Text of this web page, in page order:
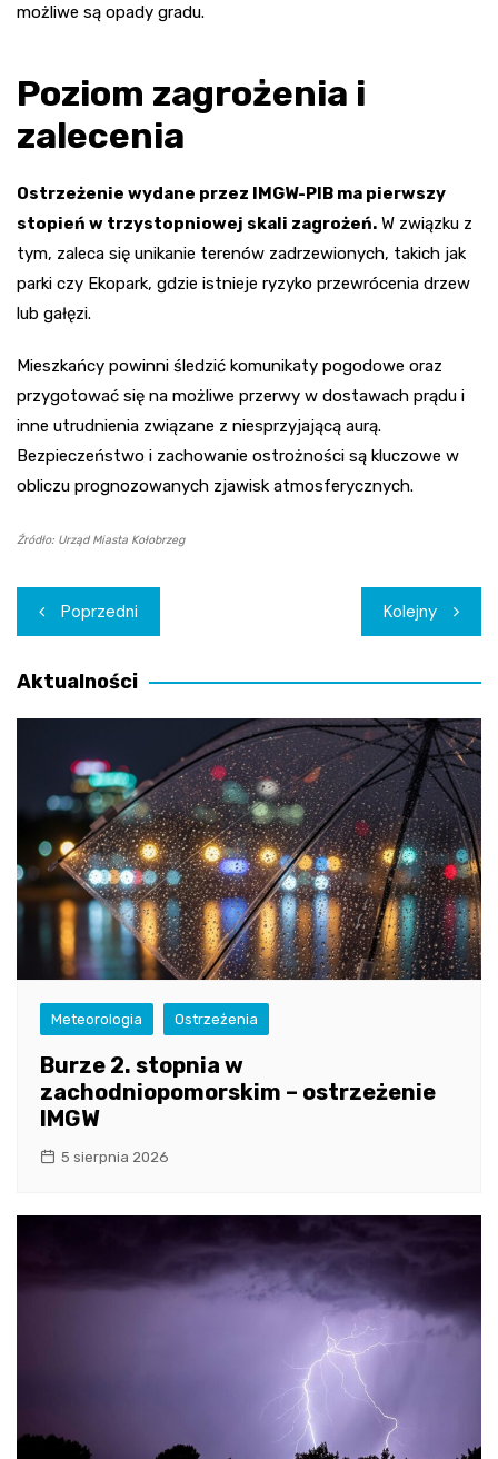
możliwe są opady gradu.
Poziom zagrożenia i
zalecenia
Ostrzeżenie wydane przez IMGW-PIB ma pierwszy
stopień w trzystopniowej skali zagrożeń. W związku z
tym, zaleca się unikanie terenów zadrzewionych, takich jak
parki czy Ekopark, gdzie istnieje ryzyko przewrócenia drzew
lub gałęzi.
Mieszkańcy powinni śledzić komunikaty pogodowe oraz
przygotować się na możliwe przerwy w dostawach prądu i
inne utrudnienia związane z niesprzyjającą aurą.
Bezpieczeństwo i zachowanie ostrożności są kluczowe w
obliczu prognozowanych zjawisk atmosferycznych.
Źródło: Urząd Miasta Kołobrzeg
Nawigacja
wpisu
Poprzedni Kolejny
Aktualności
Meteorologia Ostrzeżenia
Burze 2. stopnia w
zachodniopomorskim – ostrzeżenie
IMGW
5 sierpnia 2026